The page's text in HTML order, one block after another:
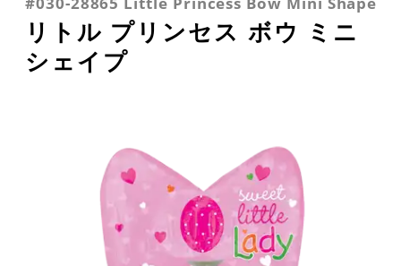
リトル プリンセス ボウ ミニ
シェイプ